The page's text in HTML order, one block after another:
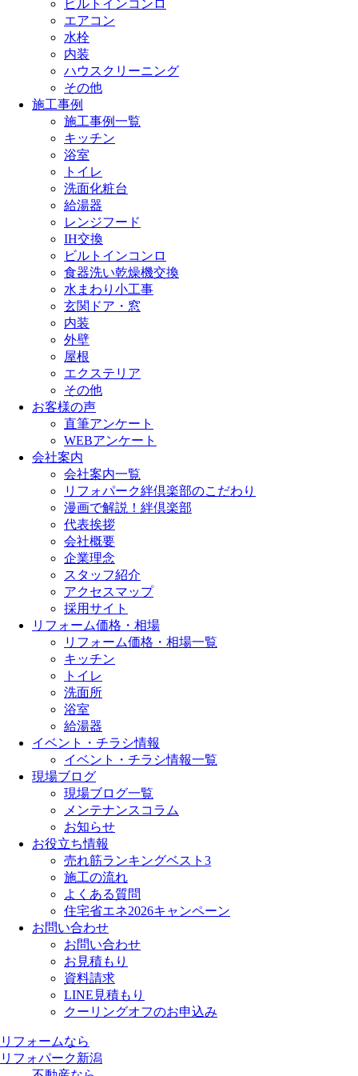
ビルトインコンロ
エアコン
水栓
内装
ハウスクリーニング
その他
施工事例
施工事例一覧
キッチン
浴室
トイレ
洗面化粧台
給湯器
レンジフード
IH交換
ビルトインコンロ
食器洗い乾燥機交換
水まわり小工事
玄関ドア・窓
内装
外壁
屋根
エクステリア
その他
お客様の声
直筆アンケート
WEBアンケート
会社案内
会社案内一覧
リフォパーク絆倶楽部のこだわり
漫画で解説！絆倶楽部
代表挨拶
会社概要
企業理念
スタッフ紹介
アクセスマップ
採用サイト
リフォーム価格・相場
リフォーム価格・相場一覧
キッチン
トイレ
洗面所
浴室
給湯器
イベント・チラシ情報
イベント・チラシ情報一覧
現場ブログ
現場ブログ一覧
メンテナンスコラム
お知らせ
お役立ち情報
売れ筋ランキングベスト3
施工の流れ
よくある質問
住宅省エネ2026キャンペーン
お問い合わせ
お問い合わせ
お見積もり
資料請求
LINE見積もり
クーリングオフのお申込み
リフォームなら
リフォパーク新潟